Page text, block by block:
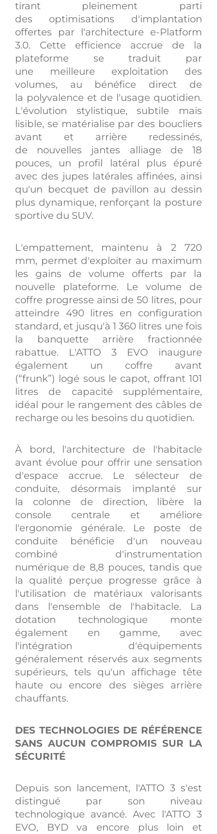
tirant pleinement parti
des optimisations d'implantation
offertes par l'architecture e-Platform
3.0. Cette efficience accrue de la
plateforme se traduit par
une meilleure exploitation des
volumes, au bénéfice direct de
la polyvalence et de l'usage quotidien.
L'évolution stylistique, subtile mais
lisible, se matérialise par des boucliers
avant et arrière redessinés,
de nouvelles jantes alliage de 18
pouces, un profil latéral plus épuré
avec des jupes latérales affinées, ainsi
qu'un becquet de pavillon au dessin
plus dynamique, renforçant la posture
sportive du SUV.
L'empattement, maintenu à 2 720
mm, permet d'exploiter au maximum
les gains de volume offerts par la
nouvelle plateforme. Le volume de
coffre progresse ainsi de 50 litres, pour
atteindre 490 litres en configuration
standard, et jusqu'à 1 360 litres une fois
la banquette arrière fractionnée
rabattue. L'ATTO 3 EVO inaugure
également un coffre avant
(“frunk”) logé sous le capot, offrant 101
litres de capacité supplémentaire,
idéal pour le rangement des câbles de
recharge ou les besoins du quotidien.
À bord, l'architecture de l'habitacle
avant évolue pour offrir une sensation
d'espace accrue. Le sélecteur de
conduite, désormais implanté sur
la colonne de direction, libère la
console centrale et améliore
l'ergonomie générale. Le poste de
conduite bénéficie d'un nouveau
combiné d'instrumentation
numérique de 8,8 pouces, tandis que
la qualité perçue progresse grâce à
l'utilisation de matériaux valorisants
dans l'ensemble de l'habitacle. La
dotation technologique monte
également en gamme, avec
l'intégration d'équipements
généralement réservés aux segments
supérieurs, tels qu'un affichage tête
haute ou encore des sièges arrière
chauffants.
DES TECHNOLOGIES DE RÉFÉRENCE
SANS AUCUN COMPROMIS SUR LA
SÉCURITÉ
Depuis son lancement, l'ATTO 3 s'est
distingué par son niveau
technologique avancé. Avec l'ATTO 3
EVO, BYD va encore plus loin et